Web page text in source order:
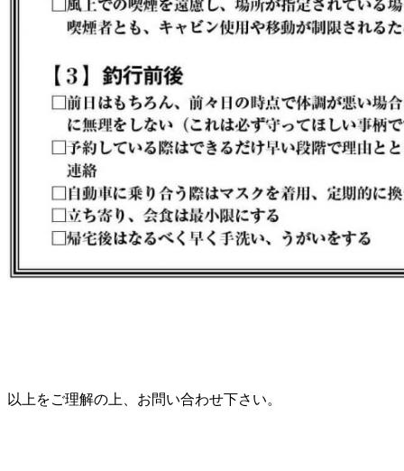
以上をご理解の上、お問い合わせ下さい。